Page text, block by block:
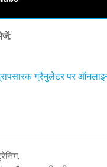
ग्रैनुलेटर पर